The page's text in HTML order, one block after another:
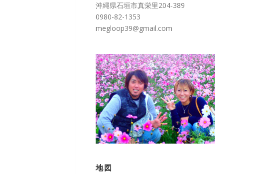
沖縄県石垣市真栄里204-389
0980-82-1353
megloop39@gmail.com
地図